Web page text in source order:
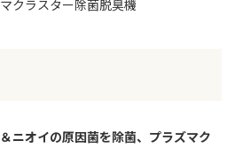
クラスター除菌脱臭機
ニオイの原因菌を除菌、プラズマク